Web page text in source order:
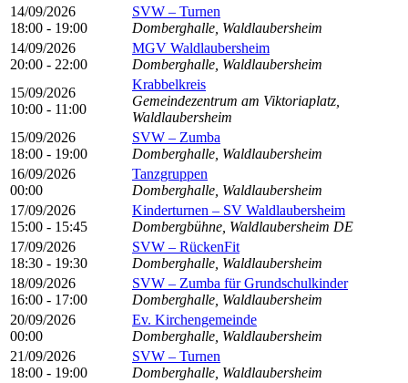
14/09/2026
18:00 - 19:00
SVW – Turnen
Domberghalle, Waldlaubersheim
14/09/2026
20:00 - 22:00
MGV Waldlaubersheim
Domberghalle, Waldlaubersheim
15/09/2026
10:00 - 11:00
Krabbelkreis
Gemeindezentrum am Viktoriaplatz,
Waldlaubersheim
15/09/2026
18:00 - 19:00
SVW – Zumba
Domberghalle, Waldlaubersheim
16/09/2026
00:00
Tanzgruppen
Domberghalle, Waldlaubersheim
17/09/2026
15:00 - 15:45
Kinderturnen – SV Waldlaubersheim
Dombergbühne, Waldlaubersheim DE
17/09/2026
18:30 - 19:30
SVW – RückenFit
Domberghalle, Waldlaubersheim
18/09/2026
16:00 - 17:00
SVW – Zumba für Grundschulkinder
Domberghalle, Waldlaubersheim
20/09/2026
00:00
Ev. Kirchengemeinde
Domberghalle, Waldlaubersheim
21/09/2026
18:00 - 19:00
SVW – Turnen
Domberghalle, Waldlaubersheim